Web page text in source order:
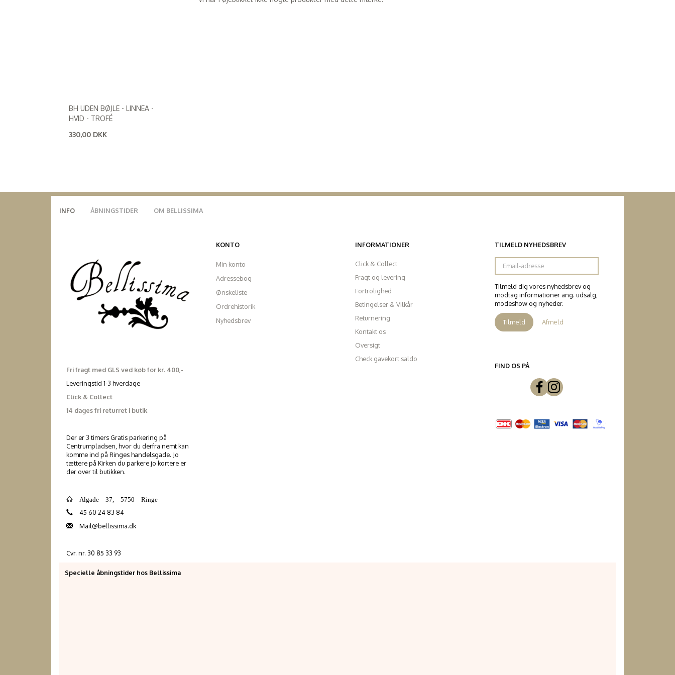
BH UDEN BØJLE - LINNEA -
HVID - TROFÉ
330,00 DKK
INFO ÅBNINGSTIDER OM BELLISSIMA
Fri fragt med GLS ved køb for kr. 400,-
Leveringstid 1-3 hverdage
Click & Collect
14 dages fri returret i butik
Der er 3 timers Gratis parkering på
Centrumpladsen, hvor du derfra nemt kan
komme ind på Ringes handelsgade. Jo
tættere på Kirken du parkere jo kortere er
der over til butikken.
Algade 37, 5750 Ringe
45 60 24 83 84
Mail@bellissima.dk
Cvr. nr. 30 85 33 93
KONTO
Min konto
Adressebog
Ønskeliste
Ordrehistorik
Nyhedsbrev
INFORMATIONER
Click & Collect
Fragt og levering
Fortrolighed
Betingelser & Vilkår
Returnering
Kontakt os
Oversigt
Check gavekort saldo
TILMELD NYHEDSBREV
Email-
adresse
Tilmeld dig vores nyhedsbrev og
modtag informationer ang. udsalg,
modeshow og nyheder.
Tilmeld Afmeld
FIND OS PÅ
Specielle åbningstider hos Bellissima